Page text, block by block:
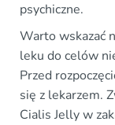
psychiczne.
Warto wskazać
leku do celów
Przed
się z lekarzem.
Cialis Jelly w